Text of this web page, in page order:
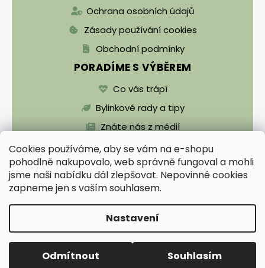
Cookies používáme, aby se vám na e-shopu
pohodlně nakupovalo, web správně fungoval a mohli
jsme naši nabídku dál zlepšovat. Nepovinné cookies
zapneme jen s vaším souhlasem.
Nastavení
Odmítnout Souhlasím
Ochrana osobních údajů
Zásady používání cookies
Obchodní podmínky
PORADÍME S VÝBĚREM
Co vás trápí
Bylinkové rady a tipy
Znáte nás z médií
Vytvořil Shoptet
Karel pro zdraví. Všechna práva vyhrazena.
Upravit nastavení cookies